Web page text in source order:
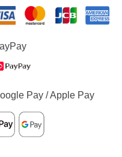
Pay / Apple Pay